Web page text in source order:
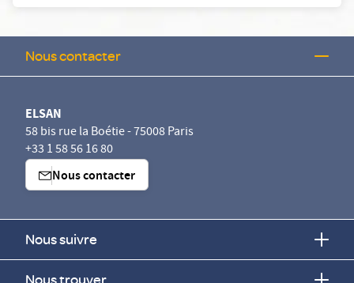
Nous contacter
ELSAN
58 bis rue la Boétie - 75008 Paris
+33 1 58 56 16 80
Nous contacter
Nous suivre